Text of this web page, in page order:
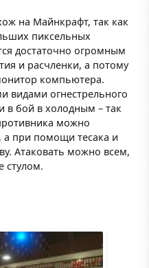
на Майнкрафт, так как
пиксельных
достаточно огромным
и расчленки, а потому
компьютера.
видами огнестрельного
в бой в холодным – так
можно
при помощи тесака и
Атаковать можно всем,
стулом.